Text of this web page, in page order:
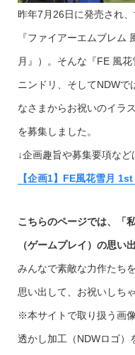
昨年7月26日に発売され
『ファイアーエムブレム
月』）。そんな『FE 風
ニンドリ、そしてNDWで
なさまからお祝いのイラ
を募集しました。
↓企画趣旨や募集要項な
【企画1】FE風花雪月
こちらのページでは、「
（ゲームプレイ）の思い
みんなで素敵な力作たち
思い出して、お祝いしち
※本サイトで取り扱う画
透かし加工（NDWロゴ）